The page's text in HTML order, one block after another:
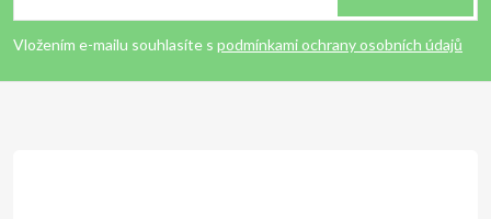
pVložením e-mailu souhlasíte s podmínkami ochrany osobních údajů